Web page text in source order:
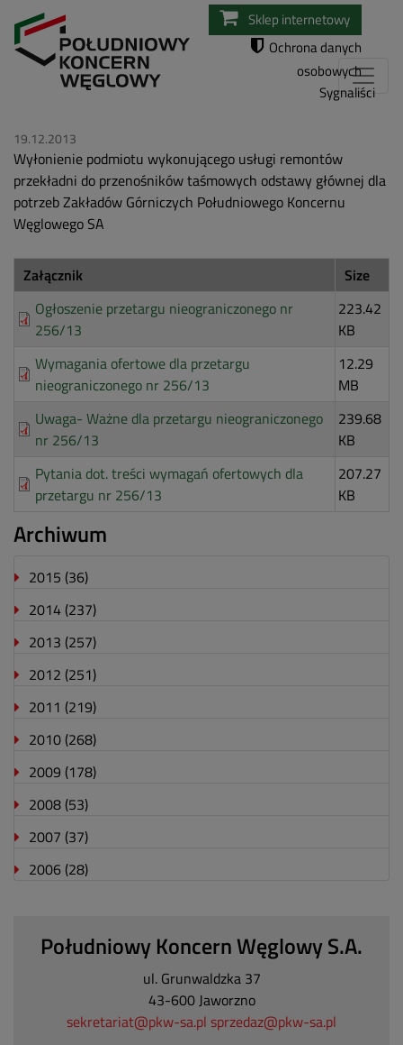
Przejdź
do
Sklep internetowy
Ochrona danych
osobowych
Sygnaliści
19.12.2013
Wyłonienie podmiotu wykonującego usługi remontów
przekładni do przenośników taśmowych odstawy głównej dla
potrzeb Zakładów Górniczych Południowego Koncernu
Węglowego SA
Załącznik
Size
Ogłoszenie przetargu nieograniczonego nr
256/13
223.42
KB
Wymagania ofertowe dla przetargu
nieograniczonego nr 256/13
12.29
MB
Uwaga- Ważne dla przetargu nieograniczonego
nr 256/13
239.68
KB
Pytania dot. treści wymagań ofertowych dla
przetargu nr 256/13
207.27
KB
Archiwum
2015 (36)
2014 (237)
2013 (257)
2012 (251)
2011 (219)
2010 (268)
2009 (178)
2008 (53)
2007 (37)
2006 (28)
Południowy Koncern Węglowy S.A.
ul. Grunwaldzka 37
43-600 Jaworzno
sekretariat@pkw-sa.pl sprzedaz@pkw-sa.pl